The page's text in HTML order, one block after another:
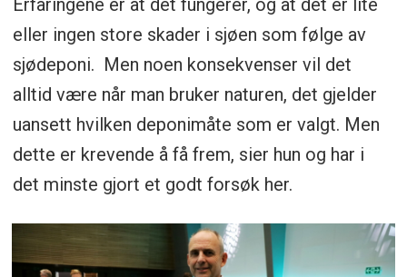
Erfaringene er at det fungerer, og at det er lite
eller ingen store skader i sjøen som følge av
sjødeponi. Men noen konsekvenser vil det
alltid være når man bruker naturen, det gjelder
uansett hvilken deponimåte som er valgt. Men
dette er krevende å få frem, sier hun og har i
det minste gjort et godt forsøk her.